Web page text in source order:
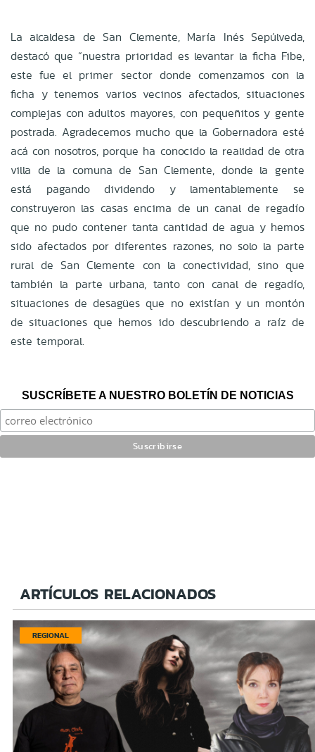
La alcaldesa de San Clemente, María Inés Sepúlveda,
destacó que “nuestra prioridad es levantar la ficha Fibe,
este fue el primer sector donde comenzamos con la
ficha y tenemos varios vecinos afectados, situaciones
complejas con adultos mayores, con pequeñitos y gente
postrada. Agradecemos mucho que la Gobernadora esté
acá con nosotros, porque ha conocido la realidad de otra
villa de la comuna de San Clemente, donde la gente
está pagando dividendo y lamentablemente se
construyeron las casas encima de un canal de regadío
que no pudo contener tanta cantidad de agua y hemos
sido afectados por diferentes razones, no solo la parte
rural de San Clemente con la conectividad, sino que
también la parte urbana, tanto con canal de regadío,
situaciones de desagües que no existían y un montón
de situaciones que hemos ido descubriendo a raíz de
este temporal.
SUSCRÍBETE A NUESTRO BOLETÍN DE NOTICIAS
ARTÍCULOS RELACIONADOS
REGIONAL